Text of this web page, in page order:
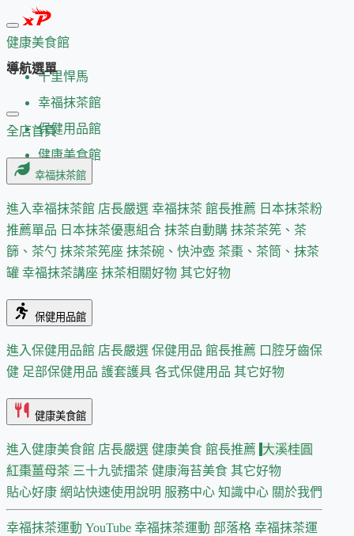
健康美食館
千里悍馬
幸福抹茶館
保健用品館
健康美食館
導航選單
全店首頁
幸福抹茶館
進入幸福抹茶館 店長嚴選 幸福抹茶 館長推薦 日本抹茶粉
推薦單品 日本抹茶優惠組合 抹茶自動購 抹茶茶筅、茶
篩、茶勺 抹茶茶筅座 抹茶碗、快沖壺 茶棗、茶筒、抹茶
罐 幸福抹茶講座 抹茶相關好物 其它好物
保健用品館
進入保健用品館 店長嚴選 保健用品 館長推薦 口腔牙齒保
健 足部保健用品 護套護具 各式保健用品 其它好物
健康美食館
進入健康美食館 店長嚴選 健康美食 館長推薦 大溪桂圓
紅棗薑母茶 三十九號擂茶 健康海苔美食 其它好物
貼心好康 網站快速使用說明 服務中心 知識中心 關於我們
幸福抹茶運動 YouTube 幸福抹茶運動 部落格 幸福抹茶運